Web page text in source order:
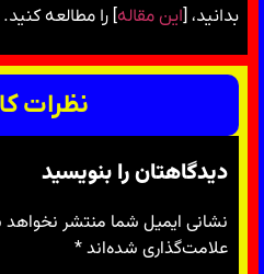
بدانید، [این مقاله] را مطالعه کنید.
نظرات
دیدگاهتان را بنویسید
نشانی ایمیل شما منتشر
علامت‌گذاری شده‌اند*